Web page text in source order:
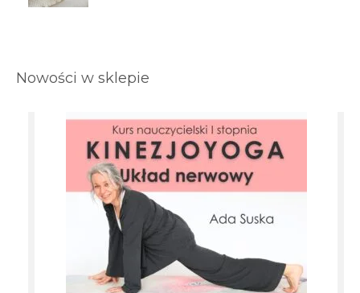
Nowości w sklepie